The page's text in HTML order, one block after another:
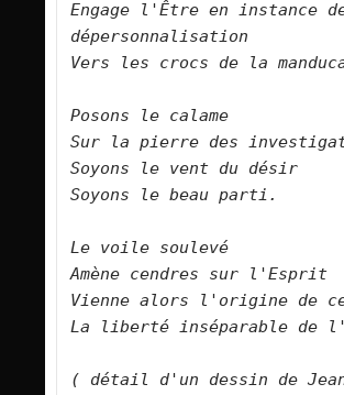
Engage l'Être en instance
dépersonnalisation
Vers les crocs de la
Posons le calame
Sur la pierre des
Soyons le vent du désir
Soyons le beau parti.
Le voile soulevé
Amène cendres sur
Vienne alors l'origine de
La liberté inséparable
( détail d'un dessin de